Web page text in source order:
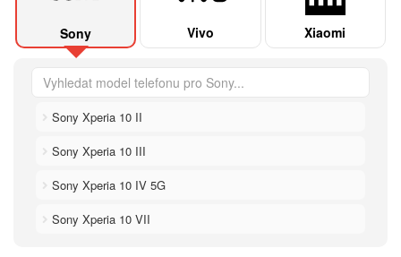
Sony Vivo Xiaomi
Sony Xperia 10 II
Sony Xperia 10 III
Sony Xperia 10 IV 5G
Sony Xperia 10 VII